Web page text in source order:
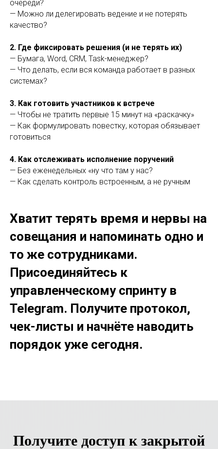
очереди?
— Можно ли делегировать ведение и не потерять
качество?
2. Где фиксировать решения (и не терять их)
— Бумага, Word, CRM, Task-менеджер?
— Что делать, если вся команда работает в разных
системах?
3. Как готовить участников к встрече
— Чтобы не тратить первые 15 минут на «раскачку»
— Как формулировать повестку, которая обязывает
готовиться
4. Как отслеживать исполнение поручений
— Без еженедельных «ну что там у нас?
— Как сделать контроль встроенным, а не ручным
Хватит терять время и нервы на
совещания и напоминать одно и
то же сотрудниками.
Присоединяйтесь к
управленческому спринту в
Telegram. Получите протокол,
чек-листы и начнёте наводить
порядок уже сегодня.
Получите доступ к закрытой